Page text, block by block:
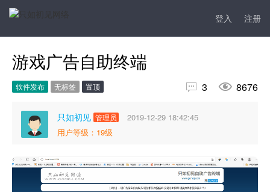
登入 注册
游戏广告自助终端
软件发布 无标签 置顶  3  8676
只如初见 管理员
2019-12-29 18:42:45
用户等级：19级